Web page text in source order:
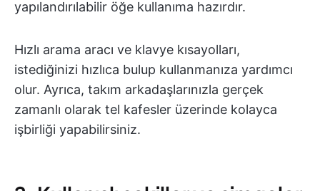
yapılandırılabilir öğe kullanıma hazırdır.
Hızlı arama aracı ve klavye kısayolları,
istediğinizi hızlıca bulup kullanmanıza yardımcı
olur. Ayrıca, takım arkadaşlarınızla gerçek
zamanlı olarak tel kafesler üzerinde kolayca
işbirliği yapabilirsiniz.